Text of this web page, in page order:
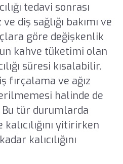
tedavi sonrası
diş sağlığı bakımı ve
göre değişkenlik
kahve tüketimi olan
süresi kısalabilir.
fırçalama ve ağız
halinde de
Bu tür durumlarda
yitirirken
kalıcılığını